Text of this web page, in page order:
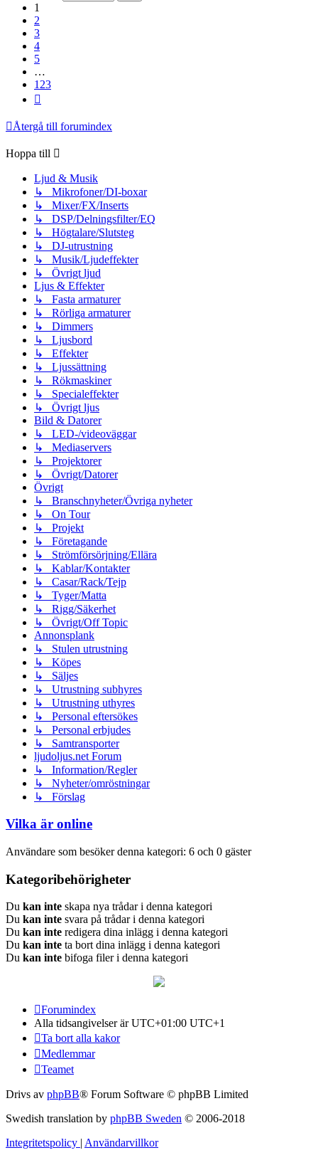
1
2
3
4
5
…
123
Återgå till forumindex
Hoppa till
Ljud & Musik
↳ Mikrofoner/DI-boxar
↳ Mixer/FX/Inserts
↳ DSP/Delningsfilter/EQ
↳ Högtalare/Slutsteg
↳ DJ-utrustning
↳ Musik/Ljudeffekter
↳ Övrigt ljud
Ljus & Effekter
↳ Fasta armaturer
↳ Rörliga armaturer
↳ Dimmers
↳ Ljusbord
↳ Effekter
↳ Ljussättning
↳ Rökmaskiner
↳ Specialeffekter
↳ Övrigt ljus
Bild & Datorer
↳ LED-/videoväggar
↳ Mediaservers
↳ Projektorer
↳ Övrigt/Datorer
Övrigt
↳ Branschnyheter/Övriga nyheter
↳ On Tour
↳ Projekt
↳ Företagande
↳ Strömförsörjning/Ellära
↳ Kablar/Kontakter
↳ Casar/Rack/Tejp
↳ Tyger/Matta
↳ Rigg/Säkerhet
↳ Övrigt/Off Topic
Annonsplank
↳ Stulen utrustning
↳ Köpes
↳ Säljes
↳ Utrustning subhyres
↳ Utrustning uthyres
↳ Personal eftersökes
↳ Personal erbjudes
↳ Samtransporter
ljudoljus.net Forum
↳ Information/Regler
↳ Nyheter/omröstningar
↳ Förslag
Vilka är online
Användare som besöker denna kategori: 6 och 0 gäster
Kategoribehörigheter
Du kan inte skapa nya trådar i denna kategori
Du kan inte svara på trådar i denna kategori
Du kan inte redigera dina inlägg i denna kategori
Du kan inte ta bort dina inlägg i denna kategori
Du kan inte bifoga filer i denna kategori
Forumindex
Alla tidsangivelser är UTC+01:00 UTC+1
Ta bort alla kakor
Medlemmar
Teamet
Drivs av phpBB® Forum Software © phpBB Limited
Swedish translation by phpBB Sweden © 2006-2018
Integritetspolicy Användarvillkor